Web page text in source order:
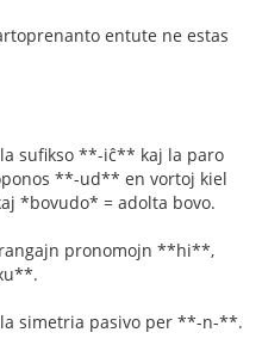
entute ne estas
sufikso **-iĉ** kaj la paro
**-ud** en vortoj kiel
*bovudo* = adolta bovo.
pronomojn **hi**,
simetria pasivo per **-n-**.